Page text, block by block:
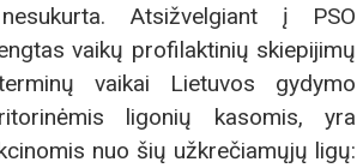
Atsižvelgiant į PSO
vaikų profilaktinių skiepijimų
vaikai Lietuvos gydymo
ligonių kasomis, yra
nuo šių užkrečiamųjų ligų: